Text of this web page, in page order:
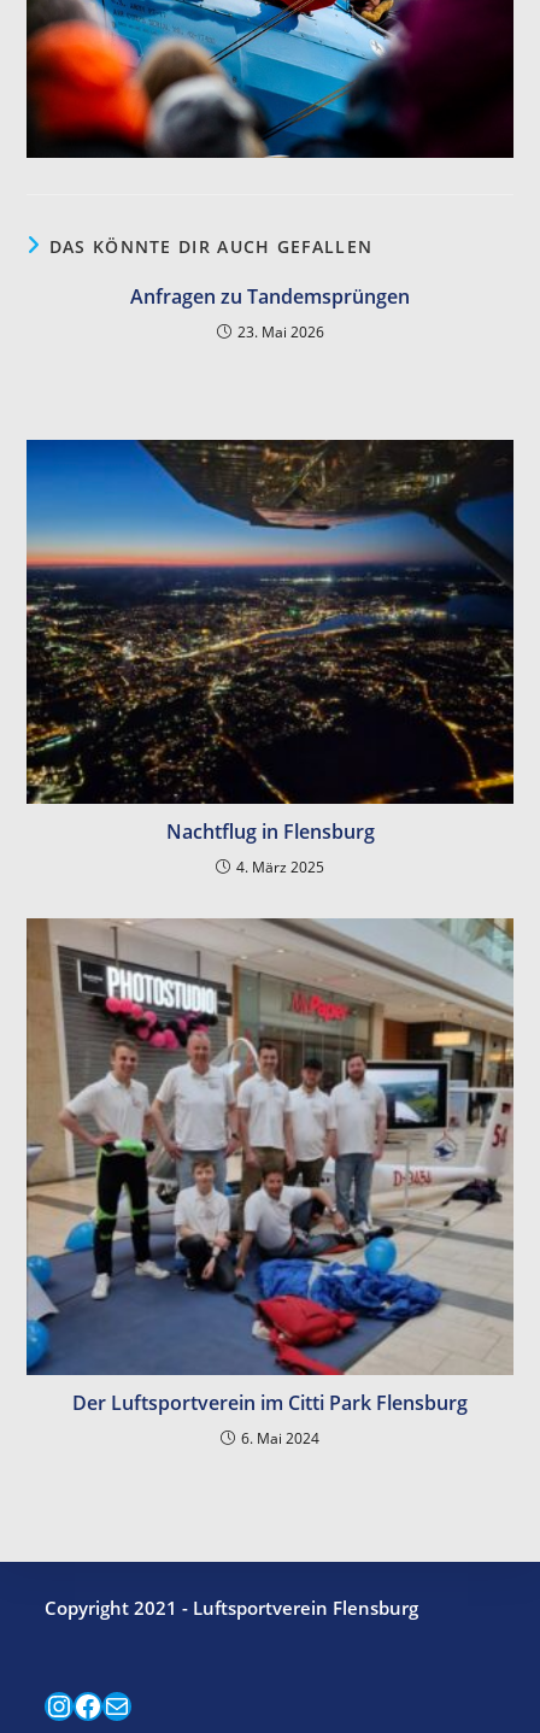
DAS KÖNNTE DIR AUCH GEFALLEN
Anfragen zu Tandemsprüngen
23. Mai 2026
Nachtflug in Flensburg
4. März 2025
Der Luftsportverein im Citti Park Flensburg
6. Mai 2024
Copyright 2021 - Luftsportverein Flensburg